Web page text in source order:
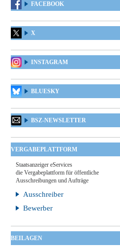
FACEBOOK
X
INSTAGRAM
BLUESKY
BSZ-NEWSLETTER
VERGABEPLATTFORM
Staatsanzeiger eServices
die Vergabeplattform für öffentliche
Ausschreibungen und Aufträge
Ausschreiber
Bewerber
BEILAGEN